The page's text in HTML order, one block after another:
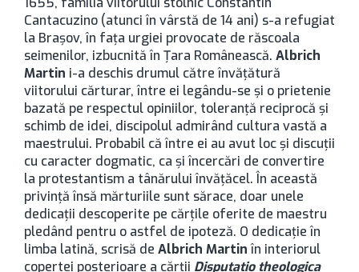
Cantacuzino (atunci în vârstă de 14 ani) s-a refugiat
la Brașov, în faţa urgiei provocate de răscoala
seimenilor, izbucnită în Ţara Românească. Albrich
Martin i-a deschis drumul către învăţătură
viitorului cărturar, între ei legându-se şi o prietenie
bazată pe respectul opiniilor, toleranţă reciprocă şi
schimb de idei, discipolul admirând cultura vastă a
maestrului. Probabil că între ei au avut loc şi discuţii
cu caracter dogmatic, ca şi încercări de convertire
la protestantism a tânărului învăţăcel. În această
privinţă însă mărturiile sunt sărace, doar unele
dedicaţii descoperite pe cărţile oferite de maestru
pledând pentru o astfel de ipoteză. O dedicaţie în
limba latină, scrisă de Albrich Martinîn interiorul
copertei posterioare a cărţii Disputatio theologica